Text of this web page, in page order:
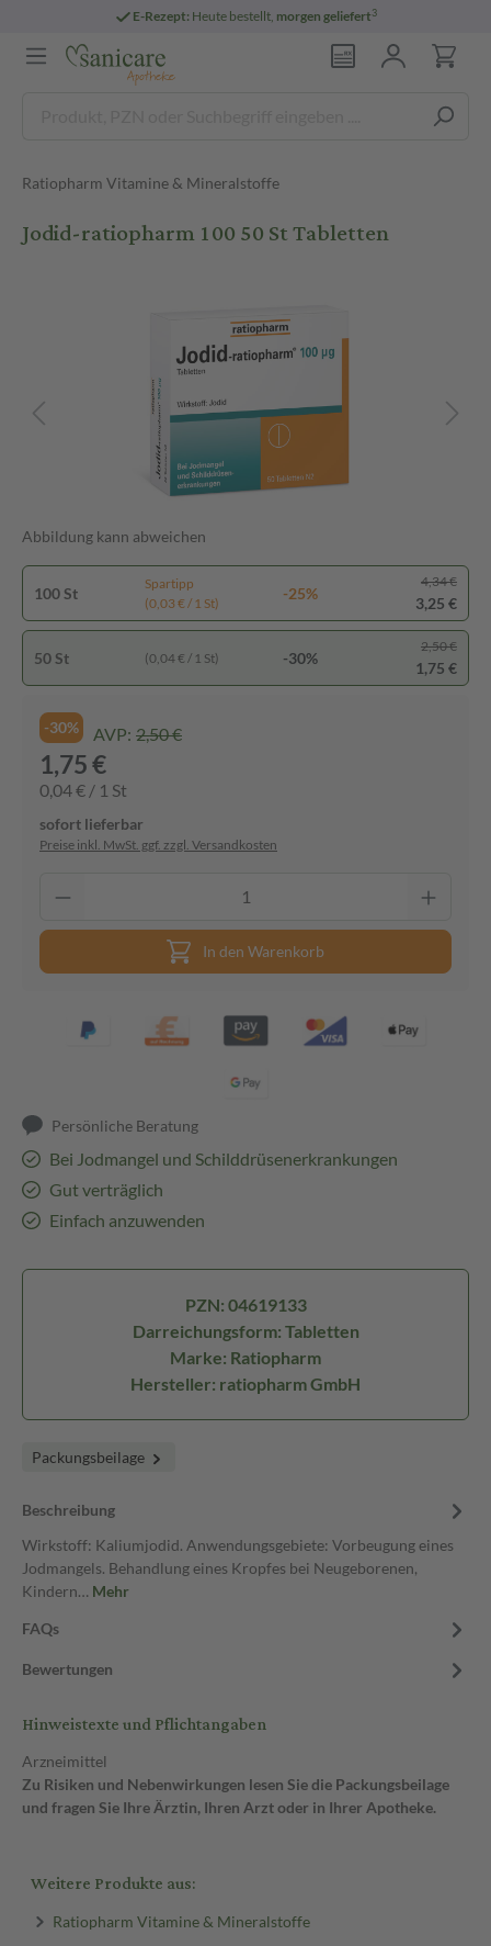
E-Rezept: Heute bestellt, morgen geliefert3
Ratiopharm Vitamine & Mineralstoffe
Jodid-ratiopharm 100 50 St Tabletten
Abbildung kann abweichen
100 St
Spartipp
(0,03 € / 1 St)
-25%
4,34 €
3,25 €
50 St (0,04 € / 1 St) -30%
2,50 €
1,75 €
-30% AVP: 2,50 €
1,75 €
0,04 € / 1 St
sofort lieferbar
Preise inkl. MwSt. ggf. zzgl. Versandkosten
In den Warenkorb
Persönliche Beratung
Bei Jodmangel und Schilddrüsenerkrankungen
Gut verträglich
Einfach anzuwenden
PZN: 04619133
Darreichungsform: Tabletten
Marke: Ratiopharm
Hersteller: ratiopharm GmbH
Packungsbeilage
Beschreibung
Wirkstoff: Kaliumjodid. Anwendungsgebiete: Vorbeugung eines
Jodmangels. Behandlung eines Kropfes bei Neugeborenen,
Kindern… Mehr
FAQs
Bewertungen
Hinweistexte und Pflichtangaben
Arzneimittel
Zu Risiken und Nebenwirkungen lesen Sie die Packungsbeilage
und fragen Sie Ihre Ärztin, Ihren Arzt oder in Ihrer Apotheke.
Weitere Produkte aus:
Ratiopharm Vitamine & Mineralstoffe